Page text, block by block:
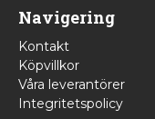
Navigering
Kontakt
Köpvillkor
Våra leverantörer
Integritetspolicy